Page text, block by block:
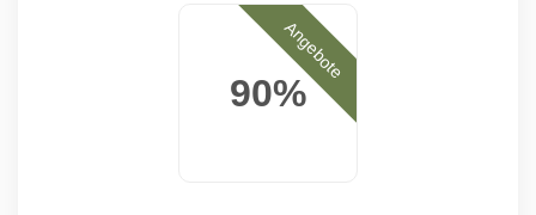
90%
Angebote